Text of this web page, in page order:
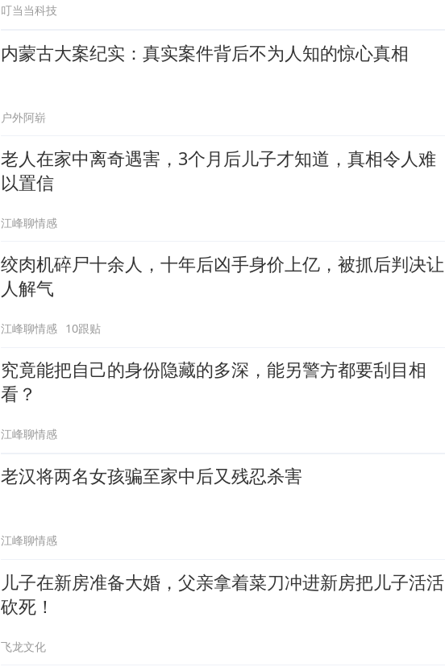
叮当当科技
内蒙古大案纪实：真实案件背后不为人知的惊心真相
户外阿崭
老人在家中离奇遇害，3个月后儿子才知道，真相令人难
以置信
江峰聊情感
绞肉机碎尸十余人，十年后凶手身价上亿，被抓后判决让
人解气
江峰聊情感 10跟贴
究竟能把自己的身份隐藏的多深，能另警方都要刮目相
看？
江峰聊情感
老汉将两名女孩骗至家中后又残忍杀害
江峰聊情感
儿子在新房准备大婚，父亲拿着菜刀冲进新房把儿子活活
砍死！
飞龙文化